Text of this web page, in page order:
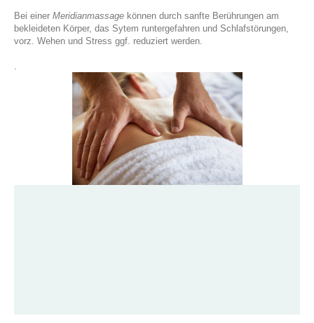
Bei einer Meridianmassage können durch sanfte Berührungen am
bekleideten Körper, das Sytem runtergefahren und Schlafstörungen,
vorz. Wehen und Stress ggf. reduziert werden.